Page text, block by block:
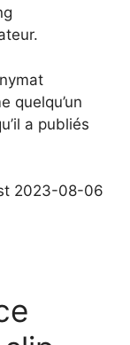
quelqu’un
a publiés
2023-08-06